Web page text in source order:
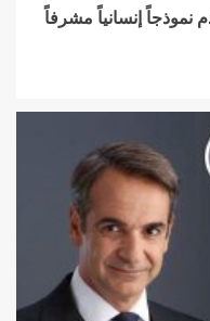
إنسانياً مشرفاً